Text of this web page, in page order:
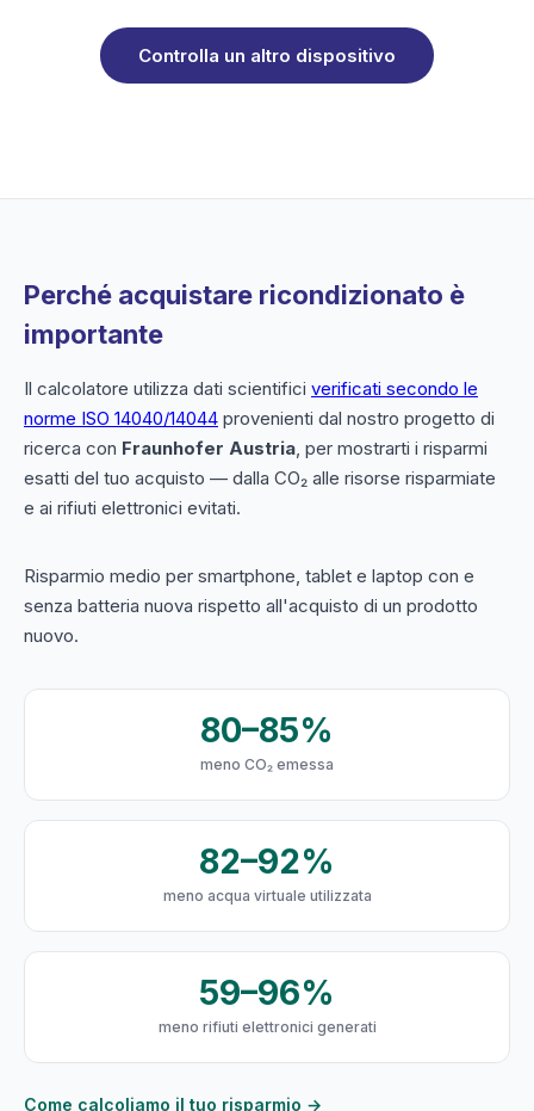
Controlla un altro dispositivo
Perché acquistare ricondizionato è
importante
Il calcolatore utilizza dati scientifici verificati secondo le
norme ISO 14040/14044 provenienti dal nostro progetto di
ricerca con Fraunhofer Austria, per mostrarti i risparmi
esatti del tuo acquisto — dalla CO₂ alle risorse risparmiate
e ai rifiuti elettronici evitati.
Risparmio medio per smartphone, tablet e laptop con e
senza batteria nuova rispetto all'acquisto di un prodotto
nuovo.
80–85%
meno CO₂ emessa
82–92%
meno acqua virtuale utilizzata
59–96%
meno rifiuti elettronici generati
Come calcoliamo il tuo risparmio →